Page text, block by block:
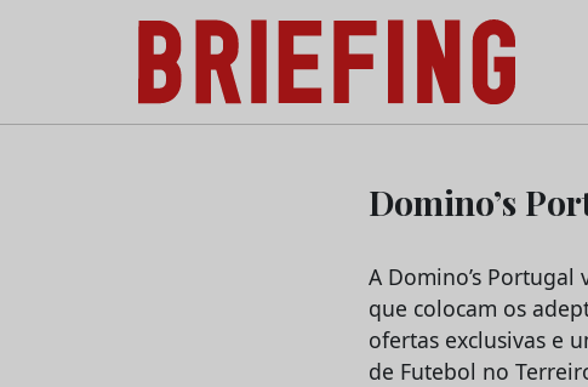
Briefing: Todas as notícias sobre os negócios do
Domino’s
A Domino’s
que colocam os
ofertas exclusivas e
de Futebol no